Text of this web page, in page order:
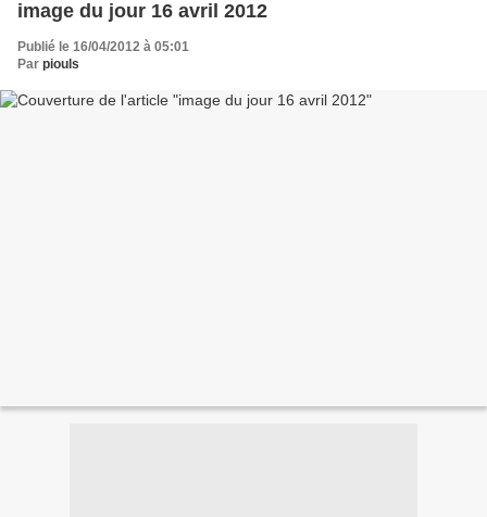
image du jour 16 avril 2012
Publié le 16/04/2012 à 05:01
Par piouls